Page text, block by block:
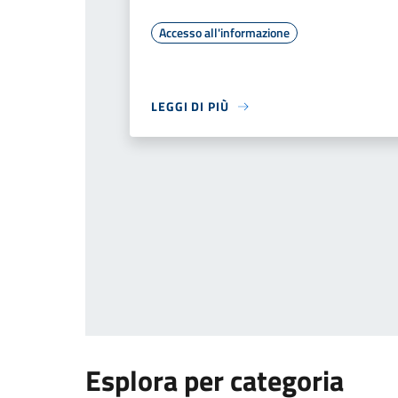
Accesso all'informazione
LEGGI DI PIÙ
Esplora per categoria